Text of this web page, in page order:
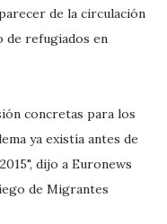
de la circulación
de refugiados en
concretas para los
ya existía antes de
dijo a Euronews
de Migrantes